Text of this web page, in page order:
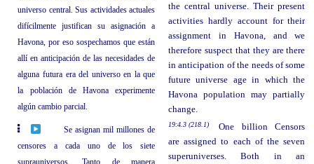
universo central. Sus actividades actuales
difícilmente justifican su asignación a
Havona, por eso sospechamos que están
allí en anticipación de las necesidades de
alguna futura era del universo en la que
la población de Havona experimente
algún cambio parcial.
the central universe. Their present
activities hardly account for their
assignment in Havona, and we
therefore suspect that they are there
in anticipation of the needs of some
future universe age in which the
Havona population may partially
change.
Se asignan mil millones de
censores a cada uno de los siete
19:4.3 (218.1)
One billion Censors
are assigned to each of the seven
superuniverses. Both in an